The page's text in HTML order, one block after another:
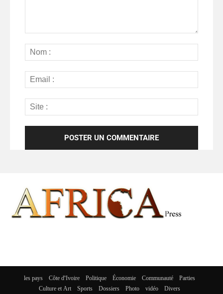
les pays Côte d’Ivoire Politique Économie Communauté
Parties
Culture et Art
Sports Dossiers Photo vidéo Divers